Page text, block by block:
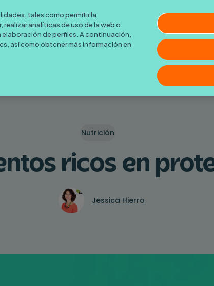
gratis! Consigue tu cashback ahora Click
Nutrición
ricos en
Jessica Hierro
tales como permitir la
analíticas de uso de la web o
de perfiles. A continuación,
así como obtener más información en